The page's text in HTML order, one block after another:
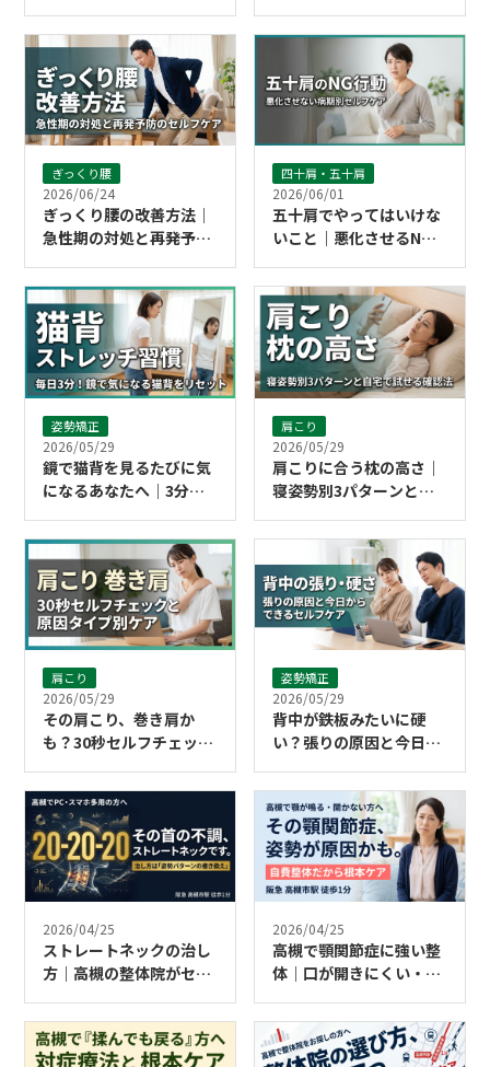
高槻市駅前院
院 高槻市駅前院
ぎっくり腰
2026/06/24
ぎっくり腰の改善方法｜
急性期の対処と再発予防
四十肩・五十肩
2026/06/01
五十肩でやってはいけな
いこと｜悪化させるNG
ケア
姿勢矯正
2026/05/29
鏡で猫背を見るたびに気
になるあなたへ｜3分で
肩こり
2026/05/29
肩こりに合う枕の高さ｜
寝姿勢別3パターンと自
肩こり
2026/05/29
その肩こり、巻き肩か
も？30秒セルフチェック
姿勢矯正
2026/05/29
背中が鉄板みたいに硬
い？張りの原因と今日か
2026/04/25
ストレートネックの治し
方｜高槻の整体院がセル
解説
2026/04/25
高槻で顎関節症に強い整
体｜口が開きにくい・顎
プローチ